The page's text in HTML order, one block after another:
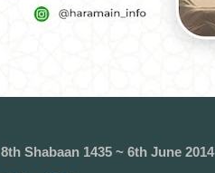
8th Shabaan 1435 ~ 6th June 2014